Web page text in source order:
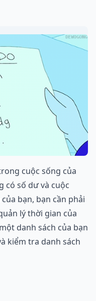
cuộc sống của
có số dư và cuộc
bạn, bạn cần phải
lý thời gian của
danh sách của bạn
kiểm tra danh sách